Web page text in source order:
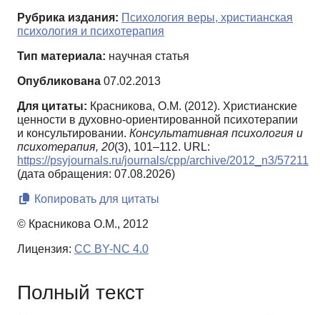
Рубрика издания: Психология веры, христианская
психология и психотерапия
Тип материала: научная статья
Опубликована 07.02.2013
Для цитаты: Красникова, О.М. (2012). Христианские
ценности в духовно-ориентированной психотерапии
и консультировании. Консультативная психология и
психотерапия, 20(3), 101–112. URL:
https://psyjournals.ru/journals/cpp/archive/2012_n3/57211
(дата обращения: 07.08.2026)
Копировать для цитаты
© Красникова О.М., 2012
Лицензия: CC BY-NC 4.0
Полный текст